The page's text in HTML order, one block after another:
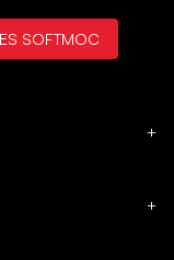
+
+
SOFTMOC